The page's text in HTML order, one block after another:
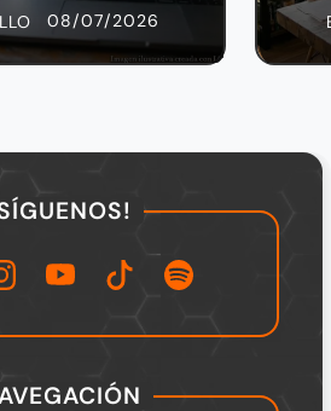
08/07/2026